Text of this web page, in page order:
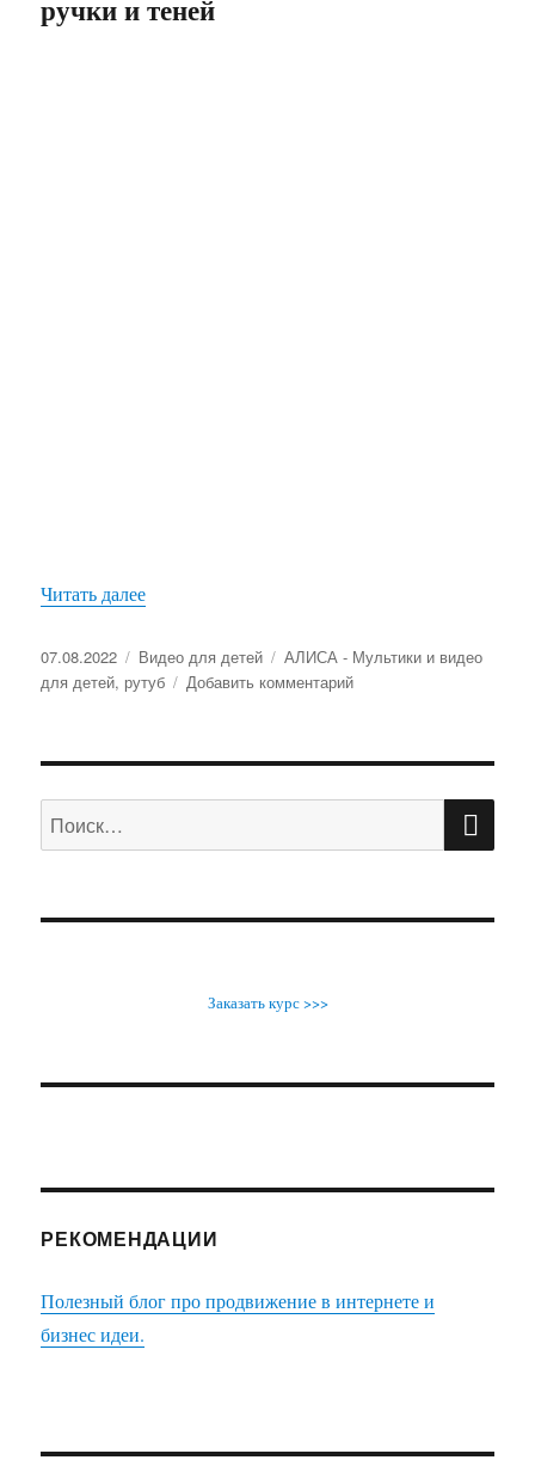
ручки и теней
Читать далее
Опубликовано
07.08.2022 Рубрики
Видео для детей Метки
АЛИСА - Мультики и видео
для детей, рутуб Добавить комментарий
сделать
тату
ручки
Искать:
Заказать курс >>>
РЕКОМЕНДАЦИИ
Полезный блог про продвижение в интернете и
бизнес идеи.